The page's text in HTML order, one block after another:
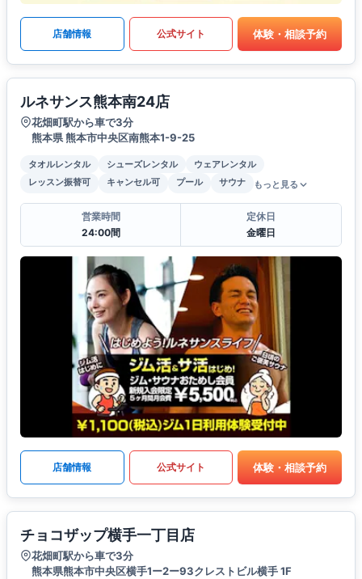
店舗情報 公式サイト 体験・相談予約
ルネサンス熊本南24店
花畑町駅から車で3分
熊本県 熊本市中央区南熊本1-9-25
タオルレンタル シューズレンタル
ウェアレンタル
レッスン振替可
キャンセル可 プール サウナ もっと見る
営業時間
24:00間
定休日
金曜日
店舗情報 公式サイト 体験・相談予約
チョコザップ横手一丁目店
花畑町駅から車で3分
熊本県熊本市中央区横手1ー2ー93クレストビル横手 1F